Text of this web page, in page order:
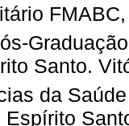
Santo.
da
Espírito